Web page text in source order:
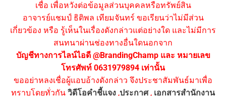
เชื่อ เพื่อหวังต่อข้อมูลส่วนบุคคลหรือทรัพย์สิน
อาจารย์แชมป์ ธิติพล เทียมจันทร์ ขอเรียนว่าไม่มีส่วน
เกี่ยวข้อง หรือ รู้เห็นในเรื่องดังกล่าวแต่อย่างใด และไม่มีการ
สนทนาผ่านช่องทางอื่นใดนอกจาก
บัญชีทางการไลน์ไอดี @BrandingChamp และ หมายเลข
โทรศัพท์ 0631979894 เท่านั้น
ขออย่าหลงเชื่อผู้แอบอ้างดังกล่าว จึงประชาสัมพันธ์มาเพื่อ
ทราบโดยทั่วกัน วิดีโอคำชี้แจง ,ประกาศ, เอกสารสำนักงาน